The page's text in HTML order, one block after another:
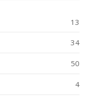
13
34
50
4